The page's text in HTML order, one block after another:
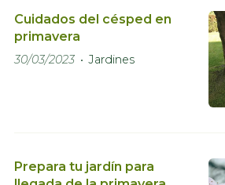
Cuidados del césped en
primavera
30/03/2023 Jardines
Prepara tu jardín para